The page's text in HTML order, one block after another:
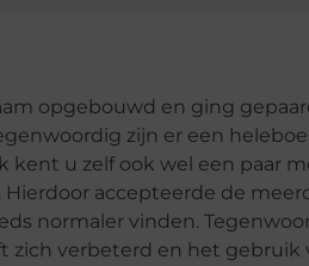
opgebouwd en ging
zijn er een
u zelf ook wel een paar
accepteerde de
normaler vinden.
zich verbeterd en het gebruik